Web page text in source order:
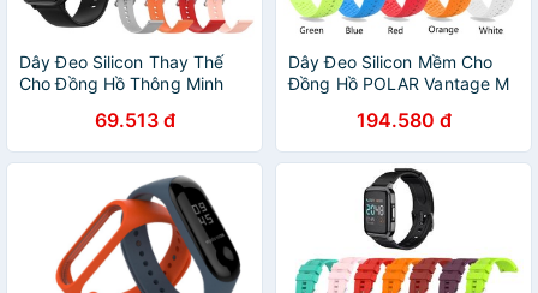
Dây Đeo Silicon Thay Thế
Cho Đồng Hồ Thông Minh
69.513 đ
Dây Đeo Silicon Mềm Cho
Đồng Hồ POLAR Vantage M
194.580 đ